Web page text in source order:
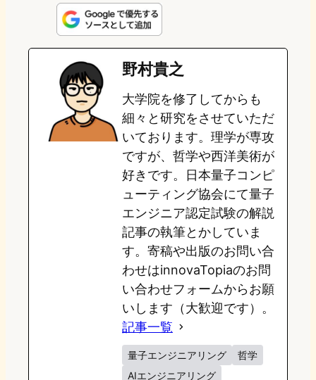
n
e
s
t
o
d
o
n
u
e
s
k
y
e
o
o
k
e
a
野村貴之
大学院を修了してからも
細々と研究をさせていただ
いております。理学が専攻
ですが、哲学や西洋美術が
好きです。日本量子コンピ
ューティング協会にて量子
エンジニア認定試験の解説
記事の執筆とかしていま
す。寄稿や出版のお問い合
わせはinnovaTopiaのお問
い合わせフォームからお願
いします（大歓迎です）。
記事一覧
量子エンジニアリング
哲学
AIエンジニアリング